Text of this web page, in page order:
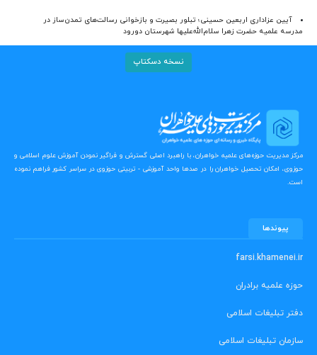
آیین عزاداری اربعین حسینی؛ تبلور بصیرت و بازخوانی رسالت‌های تمدن‌ساز در
مدرسه علمیه حضرت زهرا سلام‌الله‌علیها شهرستان دورود
نسخه دسکتاپ
مرکز مدیریت حوزه‌های علمیه خواهران، با راهبرد اصلی گسترش و فراگیر نمودن آموزش علوم اسلامی و
حوزوی، امکان تحصیل خواهران را در صدها واحد آموزشی - تربیتی حوزوی در سراسر کشور فراهم نموده
است.
پیوندها
farsi.khamenei.ir
حوزه علمیه برادران
دفتر تبلیغات اسلامی
سازمان تبلیغات اسلامی